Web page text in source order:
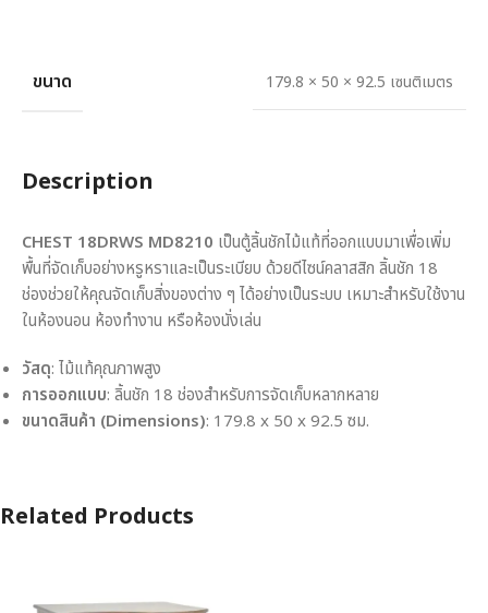
ขนาด 179.8 × 50 × 92.5 เซนติเมตร
Description
CHEST 18DRWS MD8210 เป็นตู้ลิ้นชักไม้แท้ที่ออกแบบมาเพื่อเพิ่ม
พื้นที่จัดเก็บอย่างหรูหราและเป็นระเบียบ ด้วยดีไซน์คลาสสิก ลิ้นชัก 18
ช่องช่วยให้คุณจัดเก็บสิ่งของต่าง ๆ ได้อย่างเป็นระบบ เหมาะสำหรับใช้งาน
ในห้องนอน ห้องทำงาน หรือห้องนั่งเล่น
วัสดุ: ไม้แท้คุณภาพสูง
การออกแบบ: ลิ้นชัก 18 ช่องสำหรับการจัดเก็บหลากหลาย
ขนาดสินค้า (Dimensions): 179.8 x 50 x 92.5 ซม.
Related Products